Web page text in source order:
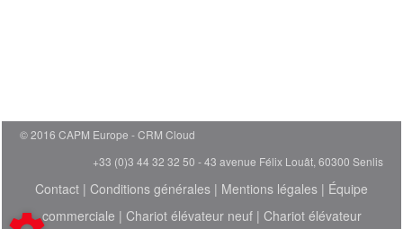
© 2016 CAPM Europe
CRM Cloud
+33 (0)3 44 32 32 50 - 43 avenue Félix Louât, 60300 Senlis
Contact | Conditions générales | Mentions légales | Équipe
commerciale | Chariot élévateur neuf| Chariot élévateur